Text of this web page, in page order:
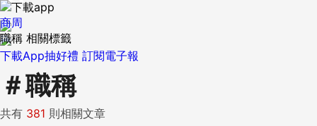
下載App抽好禮 訂閱電子報
商周
職稱 相關標籤
＃職稱
共有 381 則相關文章